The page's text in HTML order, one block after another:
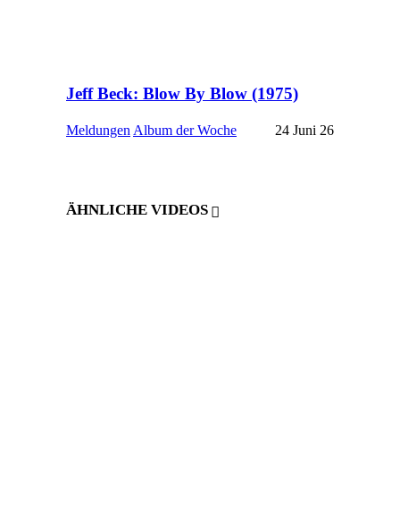
Jeff Beck: Blow By Blow (1975)
Meldungen Album der Woche 24 Juni 26
ÄHNLICHE VIDEOS